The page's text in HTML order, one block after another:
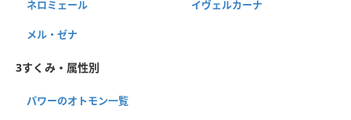
ネロミェール イヴェルカーナ
メル・ゼナ
3すくみ・属性別
パワーのオトモン一覧